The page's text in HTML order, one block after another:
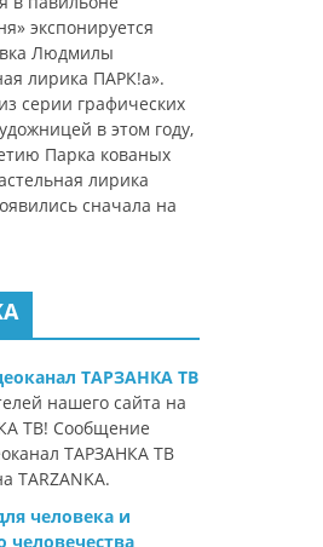
экспонируется
Людмилы
лирика ПАРК!а».
серии графических
в этом году,
Парка кованых
лирика
сначала на
ТАРЗАНКА ТВ
нашего сайта на
ТВ! Сообщение
ТАРЗАНКА ТВ
TARZANKA.
человека и
человечества